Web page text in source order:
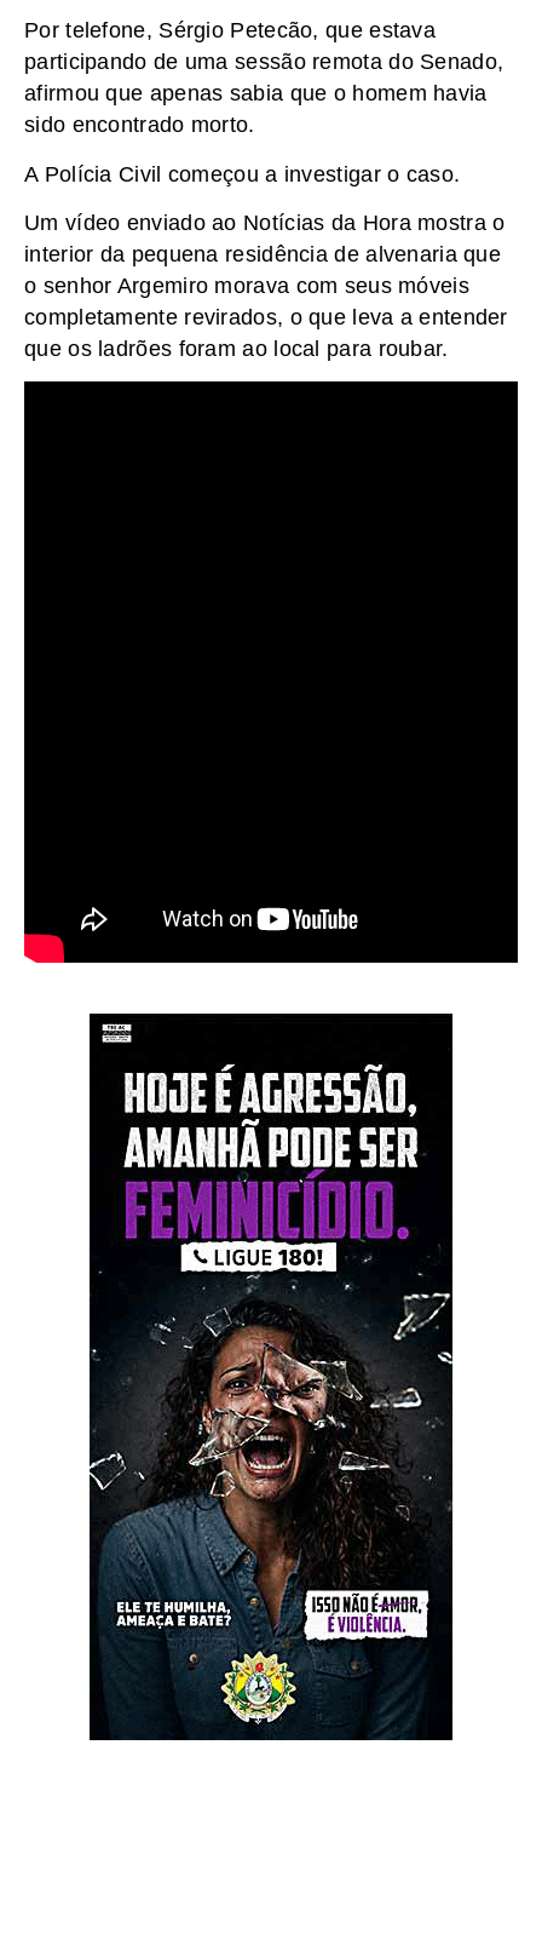
Por telefone, Sérgio Petecão, que estava
participando de uma sessão remota do Senado,
afirmou que apenas sabia que o homem havia
sido encontrado morto.
A Polícia Civil começou a investigar o caso.
Um vídeo enviado ao Notícias da Hora mostra o
interior da pequena residência de alvenaria que
o senhor Argemiro morava com seus móveis
completamente revirados, o que leva a entender
que os ladrões foram ao local para roubar.